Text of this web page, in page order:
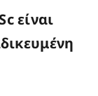
είναι